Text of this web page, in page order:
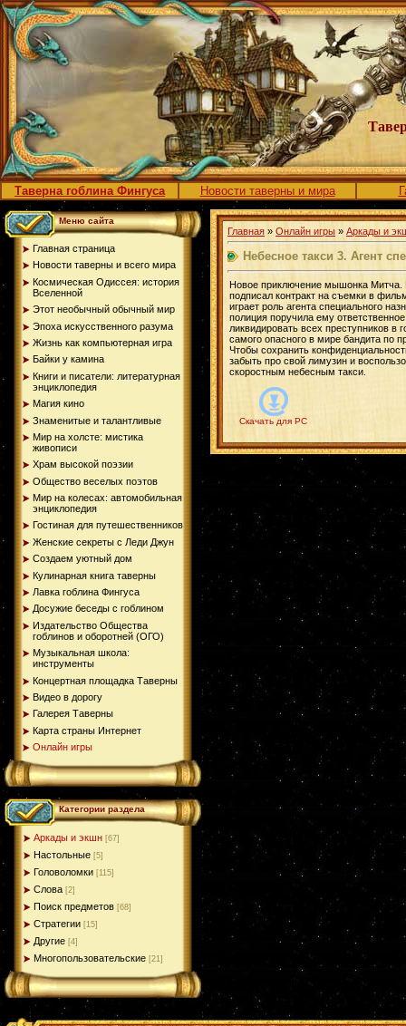
Таверна гоблина Фингуса Новости таверны и мира
Меню сайта
Главная страница
Новости таверны и всего мира
Космическая Одиссея: история
Вселенной
Этот необычный обычный мир
Эпоха искусственного разума
Жизнь как компьютерная игра
Байки у камина
Книги и писатели: литературная
энциклопедия
Магия кино
Знаменитые и талантливые
Мир на холсте: мистика
живописи
Храм высокой поэзии
Общество веселых поэтов
Мир на колесах: автомобильная
энциклопедия
Гостиная для путешественников
Женские секреты с Леди Джун
Создаем уютный дом
Кулинарная книга таверны
Лавка гоблина Фингуса
Досужие беседы с гоблином
Издательство Общества
гоблинов и оборотней (ОГО)
Музыкальная школа:
инструменты
Концертная площадка Таверны
Видео в дорогу
Галерея Таверны
Карта страны Интернет
Онлайн игры
Категории раздела
Аркады и экшн [67]
Настольные [5]
Головоломки [115]
Слова [2]
Поиск предметов [68]
Стратегии [15]
Другие [4]
Многопользовательские [21]
Главная » Онлайн игры » Аркады и
Небесное такси 3. Агент
Новое приключение мышонка Митча.
подписал контракт на съемки в
играет роль агента специального
полиция поручила ему
ликвидировать всех преступников в
самого опасного в мире бандита по
Чтобы сохранить
забыть про свой лимузин и
скоростным небесным такси.
Скачать для PC